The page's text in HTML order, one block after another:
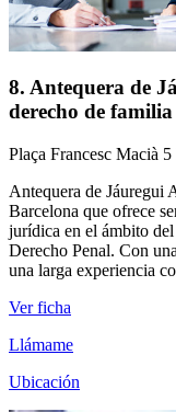
8. Antequera de
derecho de
Plaça Francesc Macià
Antequera de Jáuregui
Barcelona que ofrece
jurídica en el ámbito
Derecho Penal. Con
una larga experiencia
Ver ficha
Llámame
Ubicación